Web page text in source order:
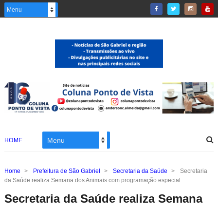
HOME
Home > Prefeitura de São Gabriel > Secretaria da Saúde >
Secretaria
da Saúde realiza Semana dos Animais com programação especial
Secretaria da Saúde realiza Semana